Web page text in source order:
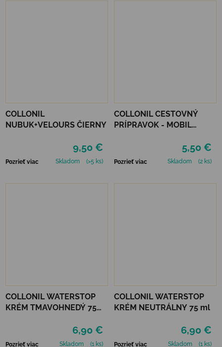
COLLONIL
NUBUK+VELOURS ČIERNY
9,50 €
Pozrieť viac Skladom (>5 ks)
COLLONIL CESTOVNÝ
PRÍPRAVOK - MOBIL
5,50 €
Pozrieť viac Skladom (2 ks)
COLLONIL WATERSTOP
KRÉM TMAVOHNEDÝ 75
6,90 €
Pozrieť viac Skladom (1 ks)
COLLONIL WATERSTOP
KRÉM NEUTRÁLNY 75 ml
6,90 €
Pozrieť viac Skladom (1 ks)